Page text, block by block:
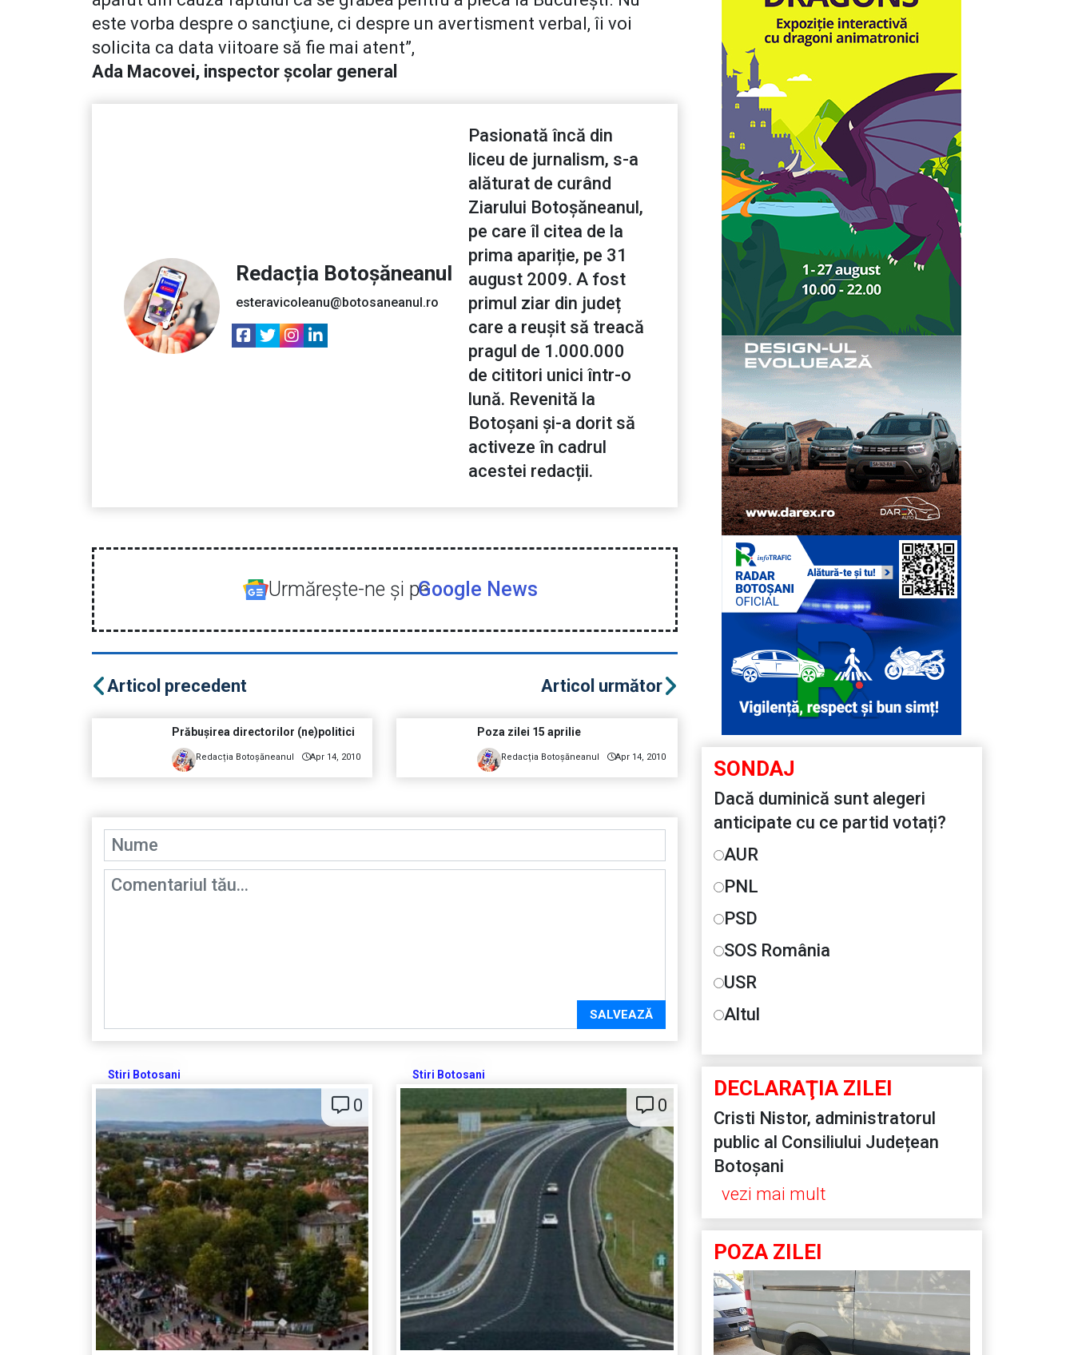
este vorba despre o sancţiune, ci despre un avertisment verbal, îi voi
solicita ca data viitoare să fie mai atent”,
Ada Macovei, inspector şcolar general
Redacția Botoșăneanul
esteravicoleanu@botosaneanul.ro
Pasionată încă din
liceu de jurnalism, s-a
alăturat de curând
Ziarului Botoșăneanul,
pe care îl citea de la
prima apariție, pe 31
august 2009. A fost
primul ziar din județ
care a reușit să treacă
pragul de 1.000.000
de cititori unici într-o
lună. Revenită la
Botoșani și-a dorit să
activeze în cadrul
acestei redacții.
Urmăreşte-ne şi peGoogle News
Articol precedent
Prăbuşirea directorilor (ne)politici
Redacția Botoșăneanul Apr 14, 2010
Articol următor
Poza zilei 15 aprilie
Redacția Botoșăneanul Apr 14, 2010
SALVEAZĂ
Stiri Botosani
0
Stiri Botosani
0
SONDAJ
Dacă duminică sunt alegeri
anticipate cu ce partid votați?
AUR
PNL
PSD
SOS România
USR
Altul
DECLARAŢIA ZILEI
Cristi Nistor, administratorul
public al Consiliului Județean
Botoșani
vezi mai mult
POZA ZILEI